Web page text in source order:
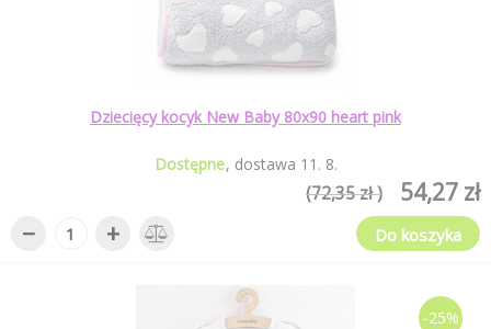
Dziecięcy kocyk New Baby 80x90 heart pink
Dostępne dostawa 11 . 8.
54,27 zł
(72,35 zł )
− + Do koszyka
-25%